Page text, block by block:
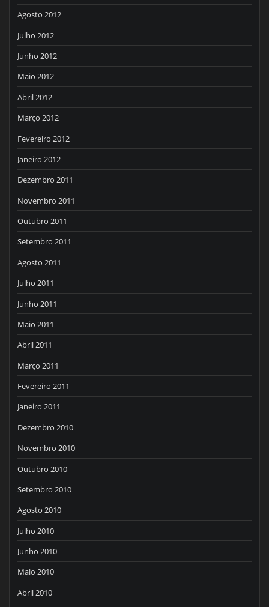
Agosto 2012
Julho 2012
Junho 2012
Maio 2012
Abril 2012
Março 2012
Fevereiro 2012
Janeiro 2012
Dezembro 2011
Novembro 2011
Outubro 2011
Setembro 2011
Agosto 2011
Julho 2011
Junho 2011
Maio 2011
Abril 2011
Março 2011
Fevereiro 2011
Janeiro 2011
Dezembro 2010
Novembro 2010
Outubro 2010
Setembro 2010
Agosto 2010
Julho 2010
Junho 2010
Maio 2010
Abril 2010